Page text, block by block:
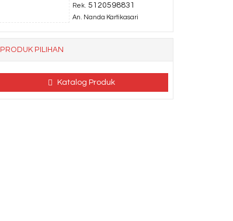
Rek. 5120598831
An. Nanda Kartikasari
PRODUK PILIHAN
Katalog Produk